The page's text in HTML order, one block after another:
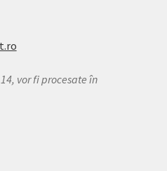
vor fi procesate în